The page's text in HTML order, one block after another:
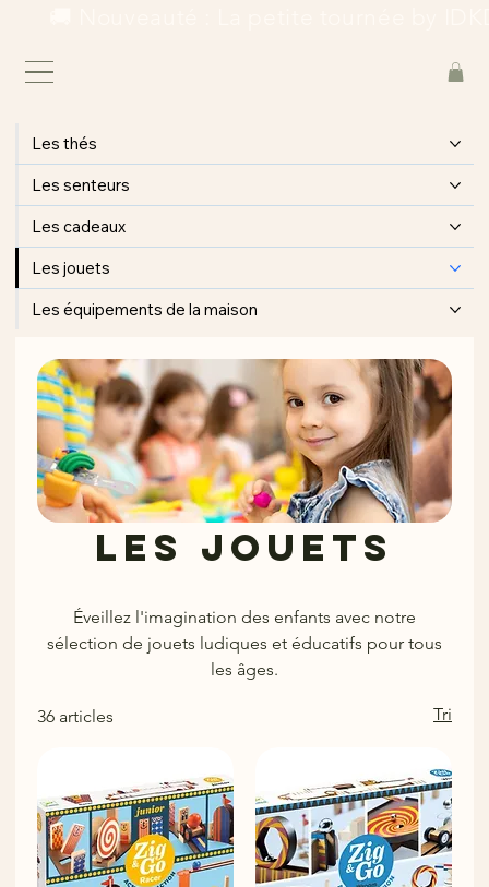
Les thés
Les senteurs
Les cadeaux
Les jouets
Les équipements de la maison
Les jouets
Éveillez l'imagination des enfants avec notre
sélection de jouets ludiques et éducatifs pour tous
les âges.
36 articles Tri